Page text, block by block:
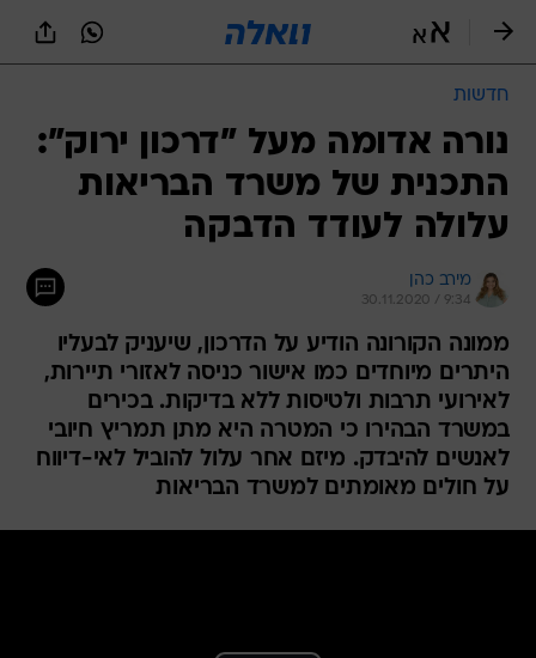
חדשות
נורה אדומה מעל "דרכון ירוק":
התכנית של משרד הבריאות
עלולה לעודד הדבקה
מירב כהן
30.11.2020 / 9:34
ממונה הקורונה הודיע על הדרכון, שיעניק לבעליו
היתרים מיוחדים כמו אישור כניסה לאזורי תיירות,
לאירועי תרבות ולטיסות ללא בדיקות. בכירים
במשרד הבהירו כי המטרה היא מתן תמריץ חיובי
לאנשים להיבדק. מיזם אחר עלול להוביל לאי-דיווח
על חולים מאומתים למשרד הבריאות